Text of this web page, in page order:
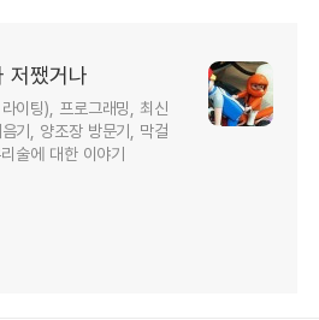
저쨌거나
이팅), 프로그래밍, 최신
기, 양조장 방문기, 막걸
술에 대한 이야기